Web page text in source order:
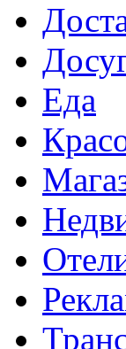
Еда